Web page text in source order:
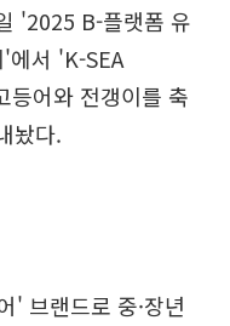
'2025 B-플랫폼 유
에서 'K-SEA
등어와 전갱이를 축
놨다.
' 브랜드로 중·장년